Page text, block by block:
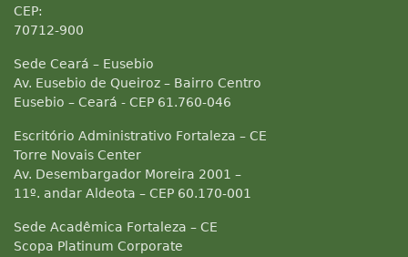
CEP:
70712-900
Sede Ceará – Eusebio
Av. Eusebio de Queiroz – Bairro Centro
Eusebio – Ceará - CEP 61.760-046
Escritório Administrativo Fortaleza – CE
Torre Novais Center
Av. Desembargador Moreira 2001 –
11º. andar Aldeota – CEP 60.170-001
Sede Acadêmica Fortaleza – CE
Scopa Platinum Corporate